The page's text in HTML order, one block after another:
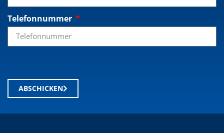
Telefonnummer
ABSCHICKEN